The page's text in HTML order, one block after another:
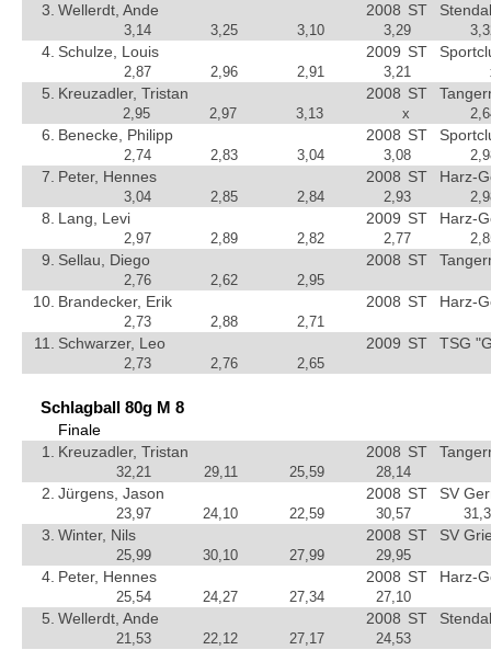
3. Wellerdt, Ande 2008 ST
3,14 3,25 3,10 3,29
4. Schulze, Louis 2009 ST
2,87 2,96 2,91 3,21
5. Kreuzadler, Tristan 2008 ST
2,95 2,97 3,13 x
6. Benecke, Philipp 2008 ST
2,74 2,83 3,04 3,08
7. Peter, Hennes 2008 ST Harz-
3,04 2,85 2,84 2,93
8. Lang, Levi 2009 ST Harz-
2,97 2,89 2,82 2,77
9. Sellau, Diego 2008 ST
2,76 2,62 2,95
10. Brandecker, Erik 2008 ST Harz-
2,73 2,88 2,71
11. Schwarzer, Leo 2009 ST TSG
2,73 2,76 2,65
Schlagball 80g M 8
Finale
1.
Kreuzadler, Tristan 2008 ST
32,21 29,11 25,59 28,14
2. Jürgens, Jason 2008 ST SV
23,97 24,10 22,59 30,57
3. Winter, Nils 2008 ST SV
25,99 30,10 27,99 29,95
4. Peter, Hennes 2008 ST Harz-
25,54 24,27 27,34 27,10
5. Wellerdt, Ande 2008 ST
21,53 22,12 27,17 24,53